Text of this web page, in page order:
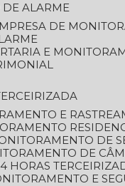
DE ALARME
EMPRESA DE
E
E
DE
DE
HORAS
E